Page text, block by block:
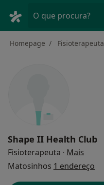
O que procura?
Homepage Fisioterapeuta
Shape II Health Club
Fisioterapeuta · Mais
Matosinhos 1 endereço